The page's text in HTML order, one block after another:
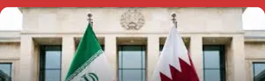
رئيس
يقرر
ضم
مايا
مرسي